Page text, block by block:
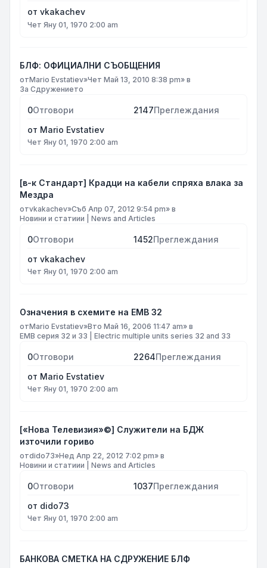
от vkakachev
Чет Яну 01, 1970 2:00 am
БЛФ: ОФИЦИАЛНИ СЪОБЩЕНИЯ
отMario Evstatiev»Чет Май 13, 2010 8:38 pm» в
За Сдружението
0Отговори 2147Преглеждания
от Mario Evstatiev
Чет Яну 01, 1970 2:00 am
[в-к Стандарт] Крадци на кабели спряха влака за
Мездра
отvkakachev»Съб Апр 07, 2012 9:54 pm» в
Новини и статиии | News and Articles
0Отговори 1452Преглеждания
от vkakachev
Чет Яну 01, 1970 2:00 am
Означения в схемите на ЕМВ 32
отMario Evstatiev»Вто Май 16, 2006 11:47 am» в
ЕМВ серия 32 и 33 | Electric multiple units series 32 and 33
0Отговори 2264Преглеждания
от Mario Evstatiev
Чет Яну 01, 1970 2:00 am
[«Нова Телевизия»©] Служители на БДЖ
източили гориво
отdido73»Нед Апр 22, 2012 7:02 pm» в
Новини и статиии | News and Articles
0Отговори 1037Преглеждания
от dido73
Чет Яну 01, 1970 2:00 am
БАНКОВА СМЕТКА НА СДРУЖЕНИЕ БЛФ